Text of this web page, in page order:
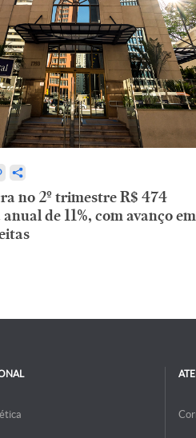
no 2º trimestre R$ 474
de 11%, com avanço em